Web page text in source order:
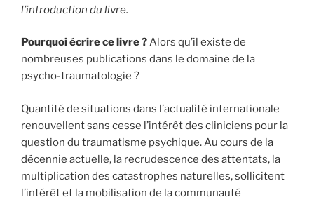
l’introduction du livre.
Pourquoi écrire ce livre ?Alors qu’il existe de
nombreuses publications dans le domaine de la
psycho-traumatologie ?
Quantité de situations dans l’actualité internationale
renouvellent sans cesse l’intérêt des cliniciens pour la
question du traumatisme psychique. Au cours de la
décennie actuelle, la recrudescence des attentats, la
multiplication des catastrophes naturelles, sollicitent
l’intérêt et la mobilisation de la communauté